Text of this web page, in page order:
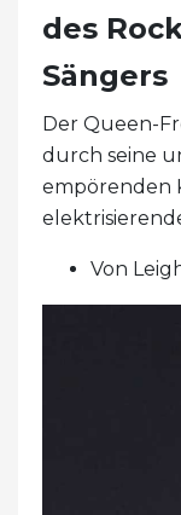
des
Sängers
Der Queen-
durch seine
empörenden
Von